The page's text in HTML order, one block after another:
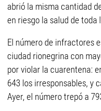
abrió la misma cantidad
en riesgo la salud de toda
El número de infractores
ciudad rionegrina con
por violar la cuarentena:
643 los irresponsables, y
Ayer, el número trepó a